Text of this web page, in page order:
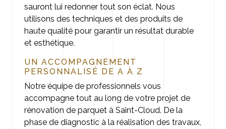
sauront lui redonner tout son éclat. Nous
utilisons des techniques et des produits de
haute qualité pour garantir un résultat durable
et esthétique.
UN ACCOMPAGNEMENT
PERSONNALISÉ DE A À Z
Notre équipe de professionnels vous
accompagne tout au long de votre projet de
rénovation de parquet à Saint-Cloud. De la
phase de diagnostic à la réalisation des travaux,